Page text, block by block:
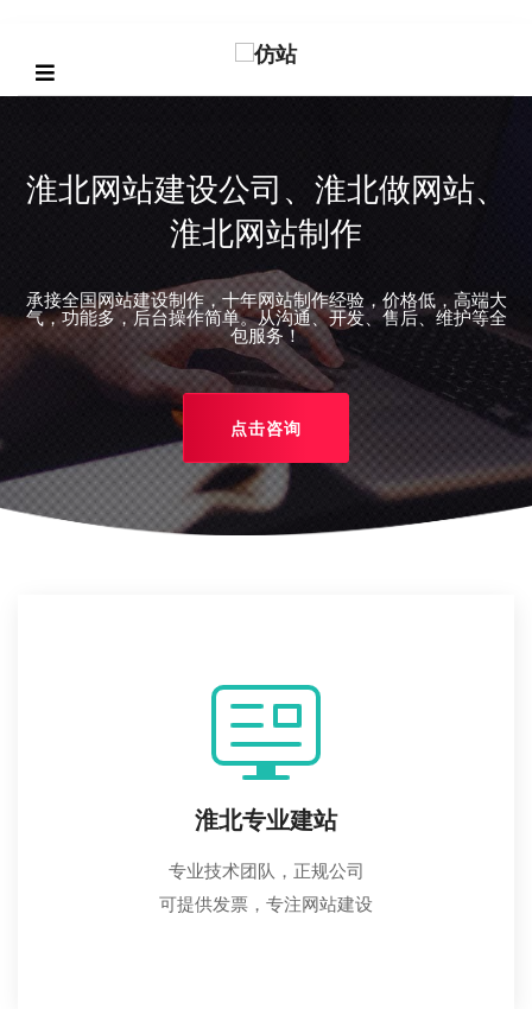
淮北网站建设公司、淮北做网站、
淮北网站制作
承接全国网站建设制作，十年网站制作经验，价格低，高端大
气，功能多，后台操作简单。从沟通、开发、售后、维护等全
包服务！
点击咨询
淮北专业建站
专业技术团队，正规公司
可提供发票，专注网站建设